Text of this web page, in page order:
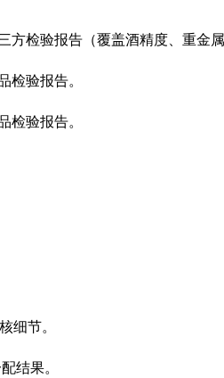
方检验报告（覆盖酒精度、重金属
检验报告‌。
检验报告‌。
细节‌。
结果‌。